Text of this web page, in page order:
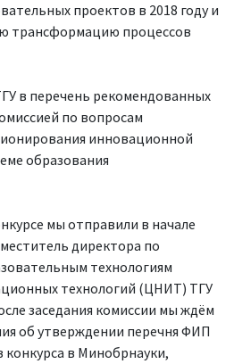
проектов в 2018 году и
трансформацию процессов
в перечень рекомендованных
по вопросам
инновационной
образования
мы отправили в начале
директора по
технологиям
технологий (ЦНИТ) ТГУ
заседания комиссии мы ждём
об утверждении перечня ФИП
конкурса в Минобрнауки,